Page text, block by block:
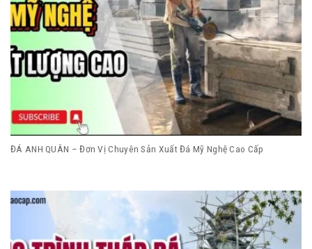
ĐÁ ANH QUÂN – Đơn Vị Chuyên Sản Xuất Đá Mỹ Nghệ Cao Cấp